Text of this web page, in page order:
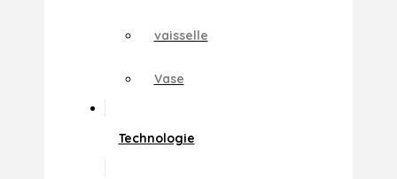
vaisselle
Vase
Technologie